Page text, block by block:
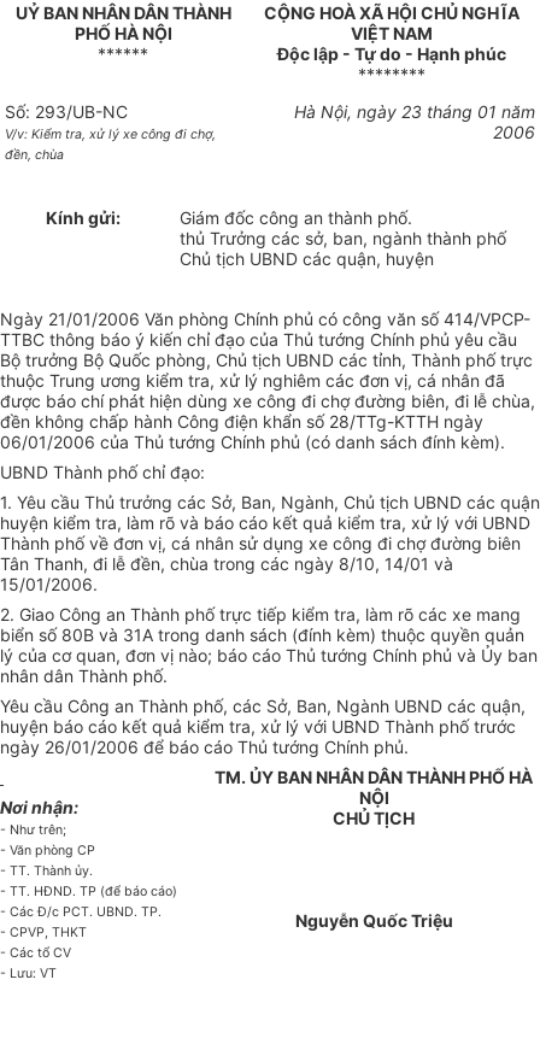
UỶ BAN NHÂN DÂN THÀNH
PHỐ HÀ NỘI
******
CỘNG HOÀ XÃ HỘI CHỦ NGHĨA
VIỆT NAM
Độc lập - Tự do - Hạnh phúc
********
Số: 293/UB-NC
V/v: Kiểm tra, xử lý xe công đi chợ,
đền, chùa
Hà Nội, ngày 23 tháng 01 năm
2006
Kính gửi:
Giám đốc công an thành phố.
thủ Trưởng các sở, ban, ngành thành phố
Chủ tịch UBND các quận, huyện
Ngày 21/01/2006 Văn phòng Chính phủ có công văn số 414/VPCP-
TTBC thông báo ý kiến chỉ đạo của Thủ tướng Chính phủ yêu cầu
Bộ trưởng Bộ Quốc phòng, Chủ tịch UBND các tỉnh, Thành phố trực
thuộc Trung ương kiểm tra, xử lý nghiêm các đơn vị, cá nhân đã
được báo chí phát hiện dùng xe công đi chợ đường biên, đi lễ chùa,
đền không chấp hành Công điện khẩn số 28/TTg-KTTH ngày
06/01/2006 của Thủ tướng Chính phủ (có danh sách đính kèm).
UBND Thành phố chỉ đạo:
1. Yêu cầu Thủ trưởng các Sở, Ban, Ngành, Chủ tịch UBND các quận
huyện kiểm tra, làm rõ và báo cáo kết quả kiểm tra, xử lý với UBND
Thành phố về đơn vị, cá nhân sử dụng xe công đi chợ đường biên
Tân Thanh, đi lễ đền, chùa trong các ngày 8/10, 14/01 và
15/01/2006.
2. Giao Công an Thành phố trực tiếp kiểm tra, làm rõ các xe mang
biển số 80B và 31A trong danh sách (đính kèm) thuộc quyền quản
lý của cơ quan, đơn vị nào; báo cáo Thủ tướng Chính phủ và Ủy ban
nhân dân Thành phố.
Yêu cầu Công an Thành phố, các Sở, Ban, Ngành UBND các quận,
huyện báo cáo kết quả kiểm tra, xử lý với UBND Thành phố trước
ngày 26/01/2006 để báo cáo Thủ tướng Chính phủ.
Nơi nhận:
- Như trên;
- Văn phòng CP
- TT. Thành ủy.
- TT. HĐND. TP (để báo cáo)
- Các Đ/c PCT. UBND. TP.
- CPVP, THKT
- Các tổ CV
- Lưu: VT
TM. ỦY BAN NHÂN DÂN THÀNH PHỐ HÀ
NỘI
CHỦ TỊCH
Nguyễn Quốc Triệu